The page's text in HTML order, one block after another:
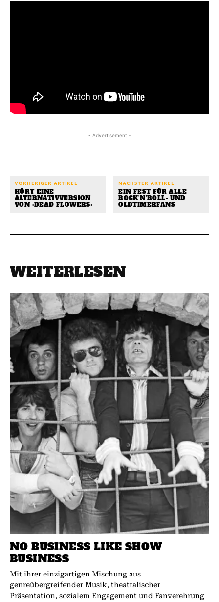
- Advertisement -
VORHERIGER ARTIKEL
HÖRT EINE
ALTERNATIVVERSION
VON ›DEAD FLOWERS‹
NÄCHSTER ARTIKEL
EIN FEST FÜR ALLE
ROCK’N’ROLL- UND
OLDTIMERFANS
WEITERLESEN
NO BUSINESS LIKE SHOW
BUSINESS
Mit ihrer einzigartigen Mischung aus
genreübergreifender Musik, theatralischer
Präsentation, sozialem Engagement und Fanverehrung